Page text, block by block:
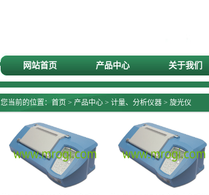
网站首页 产品中心 关于我们
您当前的位置： 首页 > 产品中心 > 计量、分析仪器 > 旋光仪